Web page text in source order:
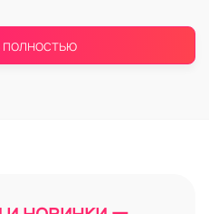
телефона
Х. Наличие двух sim-
полностью